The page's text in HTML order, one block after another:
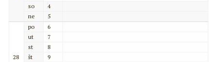
so
4
ne
5
28
po
6
ut
7
st
8
št
9